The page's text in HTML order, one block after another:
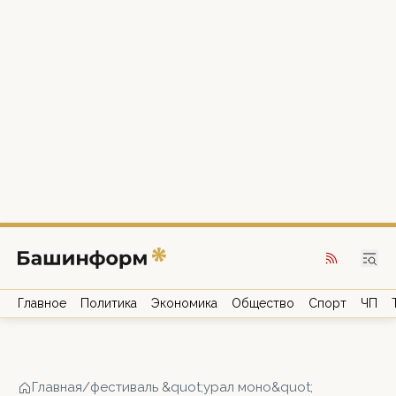
Главное Политика Экономика Общество Спорт ЧП
Главная/фестиваль &quot;урал моно&quot;